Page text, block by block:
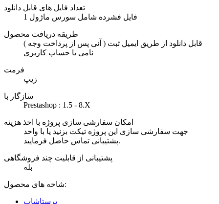
تعداد فایل های قابل دانلود
1 فایل فشرده شامل سورس ماژول
طریقه دریافت محصول
( آنی پس از پرداخت وجه ) قابل دانلود از طریق ایمیل ثبت
نامی یا حساب کاربری
فرمت
زیپ
سازگار با
Prestashop : 1.5 - 8.X
امکان سفارشی سازی پروژه با اخذ هزینه
جهت سفارشی سازی این پروژه تیکت بزنید یا با واحد
پشتیبانی تماس حاصل فرمایید.
پشتیبانی از قابلیت چند فروشگاهی
بله
شاخه های محصول:
پرستاشاپ